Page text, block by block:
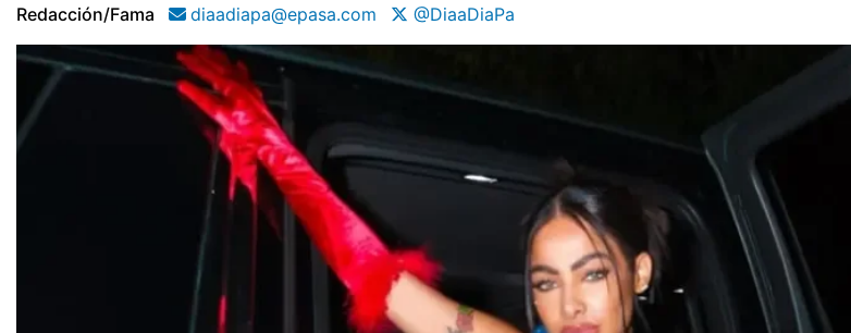
Redacción/fama
diaadiapa@epasa.com @DiaaDiaPa